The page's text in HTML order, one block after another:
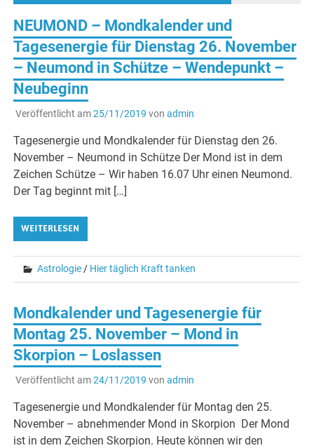
NEUMOND – Mondkalender und
Tagesenergie für Dienstag 26. November
– Neumond in Schütze – Wendepunkt –
Neubeginn
Veröffentlicht am25/11/2019 von admin
Tagesenergie und Mondkalender für Dienstag den 26.
November – Neumond in Schütze Der Mond ist in dem
Zeichen Schütze – Wir haben 16.07 Uhr einen Neumond.
Der Tag beginnt mit […]
WEITERLESEN
Astrologie/ Hier täglich Kraft tanken
Mondkalender und Tagesenergie für
Montag 25. November – Mond in
Skorpion – Loslassen
Veröffentlicht am24/11/2019 von admin
Tagesenergie und Mondkalender für Montag den 25.
November – abnehmender Mond in Skorpion Der Mond
ist in dem Zeichen Skorpion. Heute können wir den